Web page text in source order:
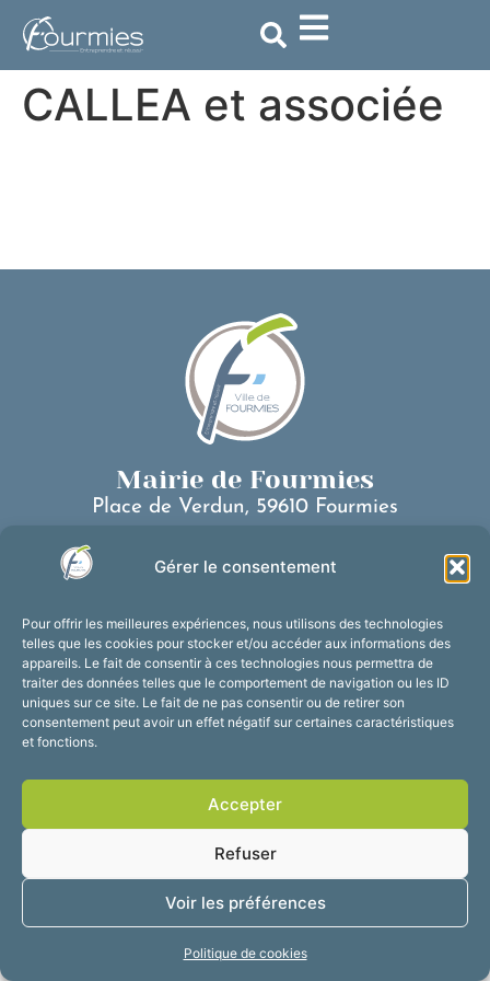
Gérer le consentement
Pour offrir les meilleures expériences, nous utilisons des technologies
telles que les cookies pour stocker et/ou accéder aux informations des
appareils. Le fait de consentir à ces technologies nous permettra de
traiter des données telles que le comportement de navigation ou les ID
uniques sur ce site. Le fait de ne pas consentir ou de retirer son
consentement peut avoir un effet négatif sur certaines caractéristiques
et fonctions.
Accepter
Refuser
Voir les préférences
Politique de cookies
principal
CALLEA et associée
Mairie de Fourmies
Place de Verdun, 59610 Fourmies
Nous contacter
Du lundi au vendredi :
de 8h30 à 12h et de 13h30 à 17h30
Suivez-nous !
Mentions légales
Plan du site
Confidentialité
2025 © Propulsé par
Utopia